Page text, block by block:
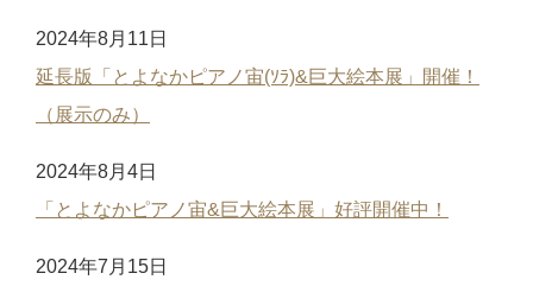
2024年8月11日
延長版「とよなかピアノ宙(ｿﾗ)&巨大絵本展」開催！
（展示のみ）
2024年8月4日
「とよなかピアノ宙&巨大絵本展」好評開催中！
2024年7月15日